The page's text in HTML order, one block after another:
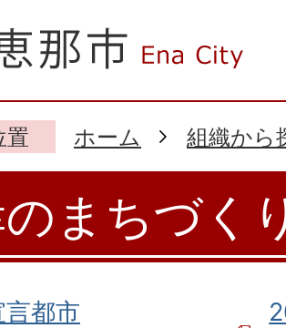
置 ホーム 組織から
まちづく
都市